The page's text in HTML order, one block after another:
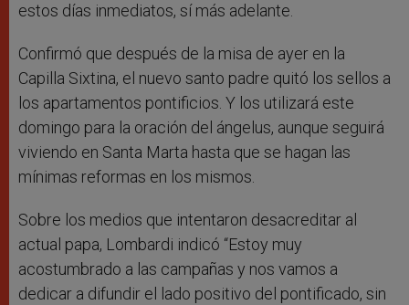
estos días inmediatos, sí más adelante.
Confirmó que después de la misa de ayer en la
Capilla Sixtina, el nuevo santo padre quitó los sellos a
los apartamentos pontificios. Y los utilizará este
domingo para la oración del ángelus, aunque seguirá
viviendo en Santa Marta hasta que se hagan las
mínimas reformas en los mismos.
Sobre los medios que intentaron desacreditar al
actual papa, Lombardi indicó “Estoy muy
acostumbrado a las campañas y nos vamos a
dedicar a difundir el lado positivo del pontificado, sin